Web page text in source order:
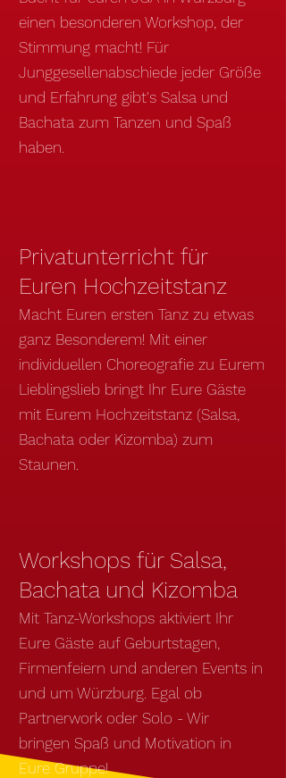
einen besonderen Workshop, der
Stimmung macht! Für
Junggesellenabschiede jeder Größe
und Erfahrung gibt's Salsa und
Bachata zum Tanzen und Spaß
haben.
Privatunterricht für
Euren Hochzeitstanz
Macht Euren ersten Tanz zu etwas
ganz Besonderem! Mit einer
individuellen Choreografie zu Eurem
Lieblingslieb bringt Ihr Eure Gäste
mit Eurem Hochzeitstanz (Salsa,
Bachata oder Kizomba) zum
Staunen.
Workshops für Salsa,
Bachata und Kizomba
Mit Tanz-Workshops aktiviert Ihr
Eure Gäste auf Geburtstagen,
Firmenfeiern und anderen Events in
und um Würzburg. Egal ob
Partnerwork oder Solo - Wir
bringen Spaß und Motivation in
Eure Gruppe!